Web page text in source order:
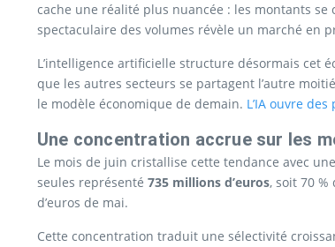
cache une réalité plus nuancée : les montants
spectaculaire des volumes révèle un marché en
L’intelligence artificielle structure désormais cet
que les autres secteurs se partagent l’autre
le modèle économique de demain. L’IA ouvre
Une concentration accrue sur les
Le mois de juin cristallise cette tendance avec
seules représenté 735 millions d’euros, soit 70
d’euros de mai.
Cette concentration traduit une sélectivité